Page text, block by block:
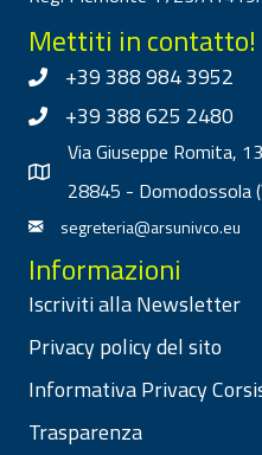
Mettiti in contatto!
+39 388 984 3952
+39 388 625 2480
Via Giuseppe Romita,
28845 - Domodossola
segreteria@arsunivco.eu
Informazioni
Iscriviti alla Newsletter
Privacy policy del sito
Informativa Privacy
Trasparenza